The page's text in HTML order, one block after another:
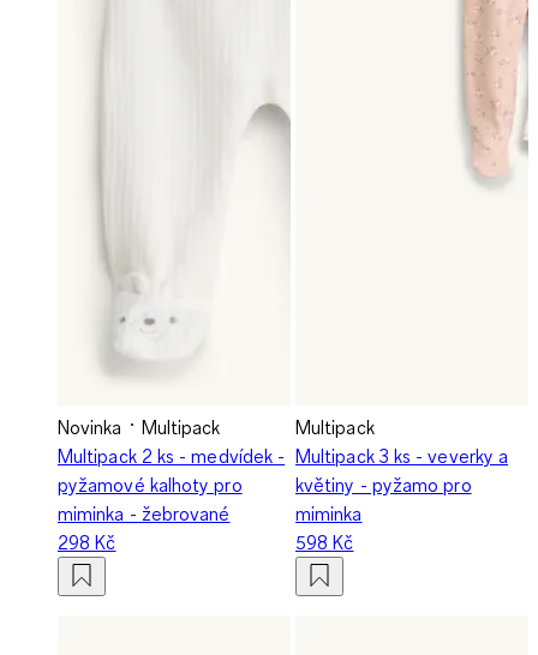
Novinka
Multipack
Multipack 2 ks - medvídek -
pyžamové kalhoty pro
miminka - žebrované
298 Kč
Multipack
Multipack 3 ks - veverky a
květiny - pyžamo pro
miminka
598 Kč